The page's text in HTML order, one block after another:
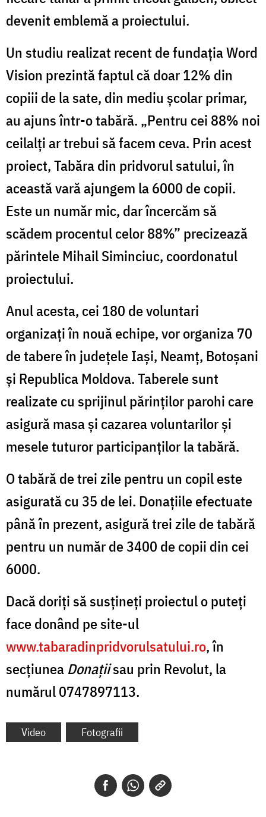
devenit emblemă a proiectului.
Un studiu realizat recent de fundația Word
Vision prezintă faptul că doar 12% din
copiii de la sate, din mediu școlar primar,
au ajuns într-o tabără. „Pentru cei 88% noi
ceilalți ar trebui să facem ceva. Prin acest
proiect, Tabăra din pridvorul satului, în
această vară ajungem la 6000 de copii.
Este un număr mic, dar încercăm să
scădem procentul celor 88%” precizează
părintele Mihail Siminciuc, coordonatul
proiectului.
Anul acesta, cei 180 de voluntari
organizați în nouă echipe, vor organiza 70
de tabere în județele Iași, Neamț, Botoșani
și Republica Moldova. Taberele sunt
realizate cu sprijinul părinților parohi care
asigură masa și cazarea voluntarilor și
mesele tuturor participanților la tabără.
O tabără de trei zile pentru un copil este
asigurată cu 35 de lei. Donațiile efectuate
până în prezent, asigură trei zile de tabără
pentru un număr de 3400 de copii din cei
6000.
Dacă doriți să susțineți proiectul o puteți
face donând pe site-ul
www.tabaradinpridvorulsatului.ro, în
secțiunea Donațiisau prin Revolut, la
numărul 0747897113.
Video Fotografii